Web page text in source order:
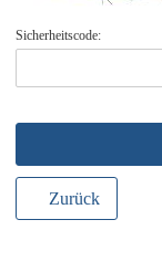
Sicherheitscode:
Zurück